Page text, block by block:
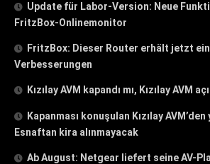
Update für Labor-Version: Neue
FritzBox-Onlinemonitor
FritzBox: Dieser Router erhält jetzt
Verbesserungen
Kızılay AVM kapandı mı, Kızılay AVM
Kapanması konuşulan Kızılay AVM’den
Esnaftan kira alınmayacak
Ab August: Netgear liefert seine AV-